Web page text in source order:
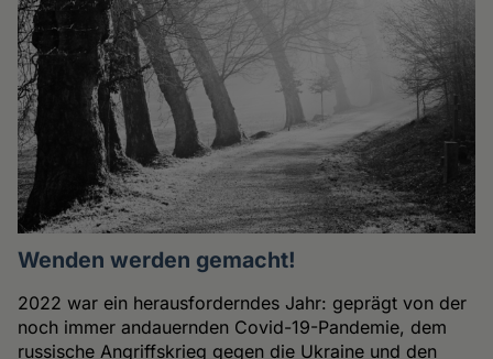
Wenden werden gemacht!
2022 war ein herausforderndes Jahr: geprägt von der
noch immer andauernden Covid-19-Pandemie, dem
russische Angriffskrieg gegen die Ukraine und den